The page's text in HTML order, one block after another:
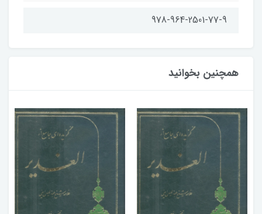
978-964-2501-77-9
همچنین بخوانید